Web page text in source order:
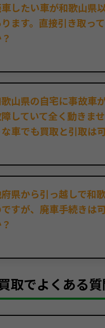
したい車が和歌山県
ます。直接引き取っ
山県の自宅に事故車が
していて全く動きま
な車でも買取と引取は
県から引っ越しで和
すが、廃車手続きは
取でよくある質